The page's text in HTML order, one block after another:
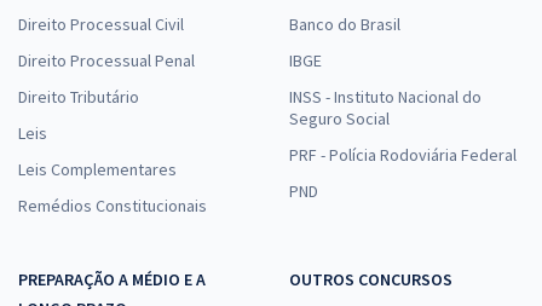
Direito Processual Civil
Direito Processual Penal
Direito Tributário
Leis
Leis Complementares
Remédios Constitucionais
Banco do Brasil
IBGE
INSS - Instituto Nacional do
Seguro Social
PRF - Polícia Rodoviária Federal
PND
PREPARAÇÃO A MÉDIO E A
OUTROS CONCURSOS